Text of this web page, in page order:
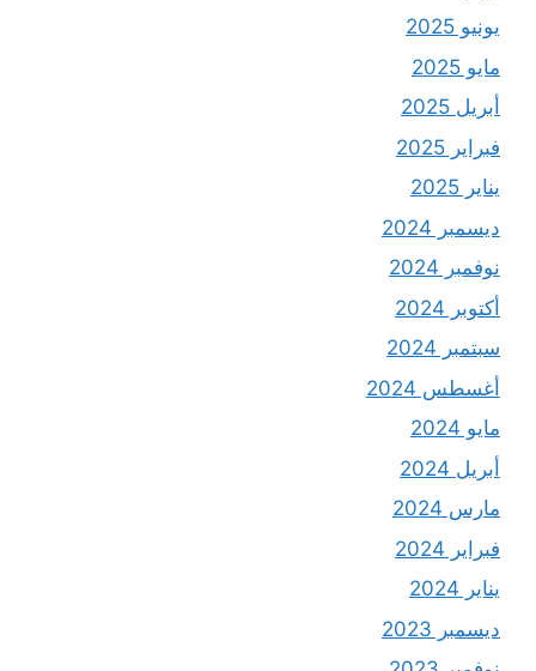
يونيو 2025
مايو 2025
أبريل 2025
فبراير 2025
يناير 2025
ديسمبر 2024
نوفمبر 2024
أكتوبر 2024
سبتمبر 2024
أغسطس 2024
مايو 2024
أبريل 2024
مارس 2024
فبراير 2024
يناير 2024
ديسمبر 2023